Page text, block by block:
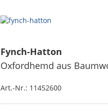
Fynch-Hatton
Oxfordhemd aus
Art.-Nr.: 11452600